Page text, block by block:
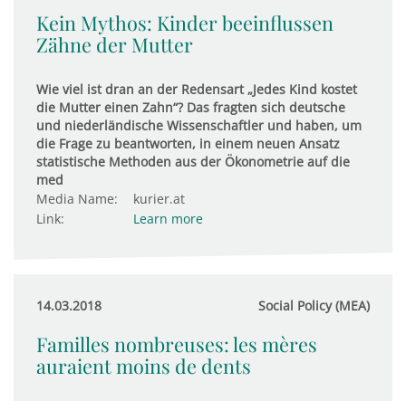
Kein Mythos: Kinder beeinflussen
Zähne der Mutter
Wie viel ist dran an der Redensart „Jedes Kind kostet
die Mutter einen Zahn“? Das fragten sich deutsche
und niederländische Wissenschaftler und haben, um
die Frage zu beantworten, in einem neuen Ansatz
statistische Methoden aus der Ökonometrie auf die
med
Media Name:
kurier.at
Link:
Learn more
14.03.2018 Social Policy (MEA)
Familles nombreuses: les mères
auraient moins de dents